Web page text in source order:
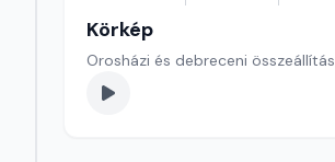
Körkép
Orosházi és debreceni összeállítás